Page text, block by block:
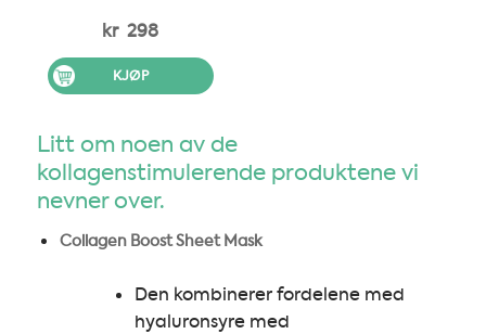
kr 298
KJØP
Litt om noen av de
kollagenstimulerende produktene vi
nevner over.
Collagen Boost Sheet Mask
Den kombinerer fordelene med
hyaluronsyre med